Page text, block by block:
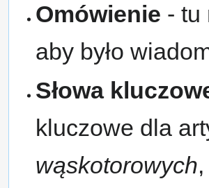
Omówienie - tu
aby było
Słowa
kluczowe dla
wąskotorowych